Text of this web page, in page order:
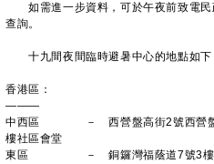
如需進一步資料，可於午夜前致電
查詢。
十九間夜間臨時避暑中心的地點如下
香港區：
———
中西區 － 西營盤高街2號西營盤社
樓社區會堂
東區 － 銅鑼灣福蔭道7號3樓銅